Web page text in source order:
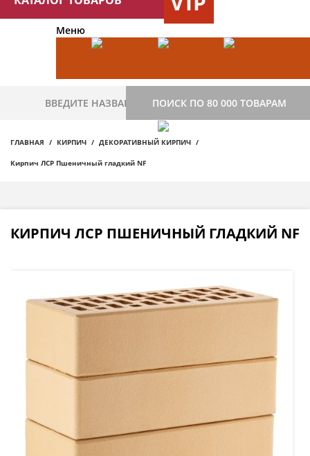
Меню
ПОИСК ПО 80 000 ТОВАРАМ
ГЛАВНАЯ КИРПИЧ ДЕКОРАТИВНЫЙ КИРПИЧ
Кирпич ЛСР Пшеничный гладкий NF
КИРПИЧ ЛСР ПШЕНИЧНЫЙ ГЛАДКИЙ NF